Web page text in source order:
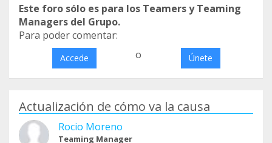
Este foro sólo es para los Teamers y Teaming
Managers del Grupo.
Para poder comentar:
Accede o Únete
Actualización de cómo va la causa
Rocio Moreno
Teaming Manager